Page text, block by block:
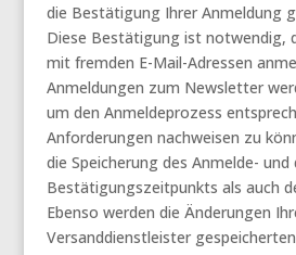
die Bestätigung Ihrer Anmeldung
Diese Bestätigung ist notwendig,
mit fremden E-Mail-Adressen
Anmeldungen zum Newsletter
um den Anmeldeprozess
Anforderungen nachweisen zu
die Speicherung des Anmelde- und
Bestätigungszeitpunkts als auch
Ebenso werden die Änderungen
Versanddienstleister